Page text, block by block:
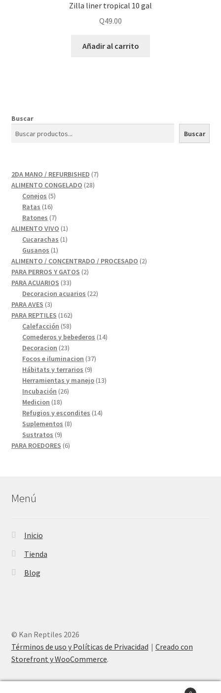
Zilla liner tropical 10 gal
Q49.00
Añadir al carrito
Buscar
Buscar
2DA MANO / REFURBISHED 77
ALIMENTO CONGELADO 2828
Conejos 55
Ratas 1616
productos
Ratones 77
productos
ALIMENTO VIVO 11
producto
Cucarachas 11
Gusanos 11
producto
ALIMENTO / CONCENTRADO / PROCESADO 22
PARA PERROS Y GATOS 22
PARA ACUARIOS 3333
productos
Decoracion acuarios 2222
PARA AVES 33
productos
PARA REPTILES 162162
productos
Calefacción 5858
productos
Comederos y bebederos 1414
Decoracion 2323
productos
Focos e iluminacion 3737
Hábitats y terrarios 99
productos
Herramientas y manejo 1313
Incubación 2626
Medicion 1818
productos
Refugios y escondites 1414
Suplementos 88
Sustratos 99
productos
PARA ROEDORES 66
Menú
Inicio
Tienda
Blog
© Kan Reptiles 2026
Términos de uso y Políticas de Privacidad
Creado con
Storefront y WooCommerce.